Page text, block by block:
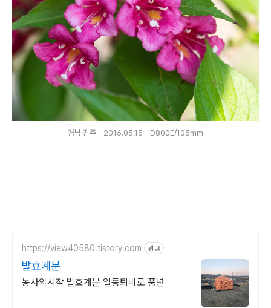
경남 진주 - 2016.05.15 - D800E/105mm
https://view40580.tistory.com 광고
발효계분
농사의시작 발효계분 일등퇴비로 풍년